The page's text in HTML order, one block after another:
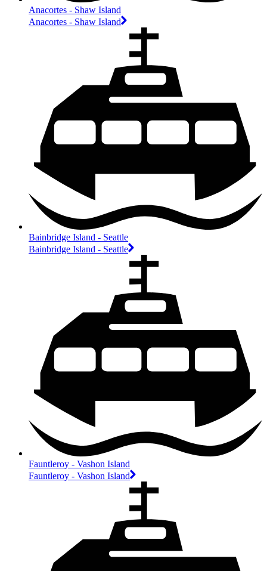
Anacortes - Shaw Island
Anacortes - Shaw Island
Bainbridge Island - Seattle
Bainbridge Island - Seattle
Fauntleroy - Vashon Island
Fauntleroy - Vashon Island